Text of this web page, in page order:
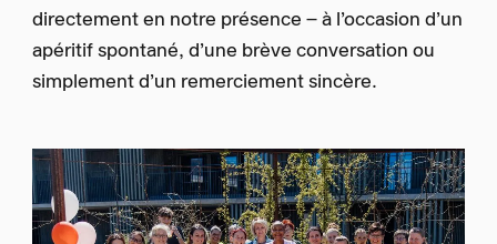
directement en notre présence – à l’occasion d’un
apéritif spontané, d’une brève conversation ou
simplement d’un remerciement sincère.